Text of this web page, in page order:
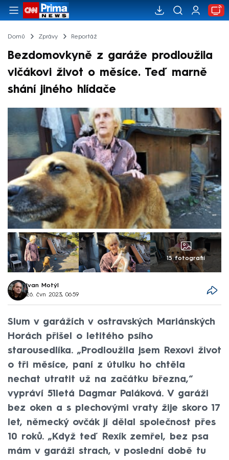
Domů Zprávy Reportáž
Bezdomovkyně z garáže prodloužila
vlčákovi život o měsíce. Teď marně
shání jiného hlídače
15 fotografií
Ivan Motýl
26. čvn 2023, 06:59
Slum v garážích v ostravských Mariánských
Horách přišel o letitého psího
starousedlíka. „Prodloužila jsem Rexovi život
o tři měsíce, paní z útulku ho chtěla
nechat utratit už na začátku března,“
vypráví 51letá Dagmar Paláková. V garáži
bez oken a s plechovými vraty žije skoro 17
let, německý ovčák jí dělal společnost přes
10 roků. „Když teď Rexík zemřel, bez psa
mám v garáži strach, v poslední době tu